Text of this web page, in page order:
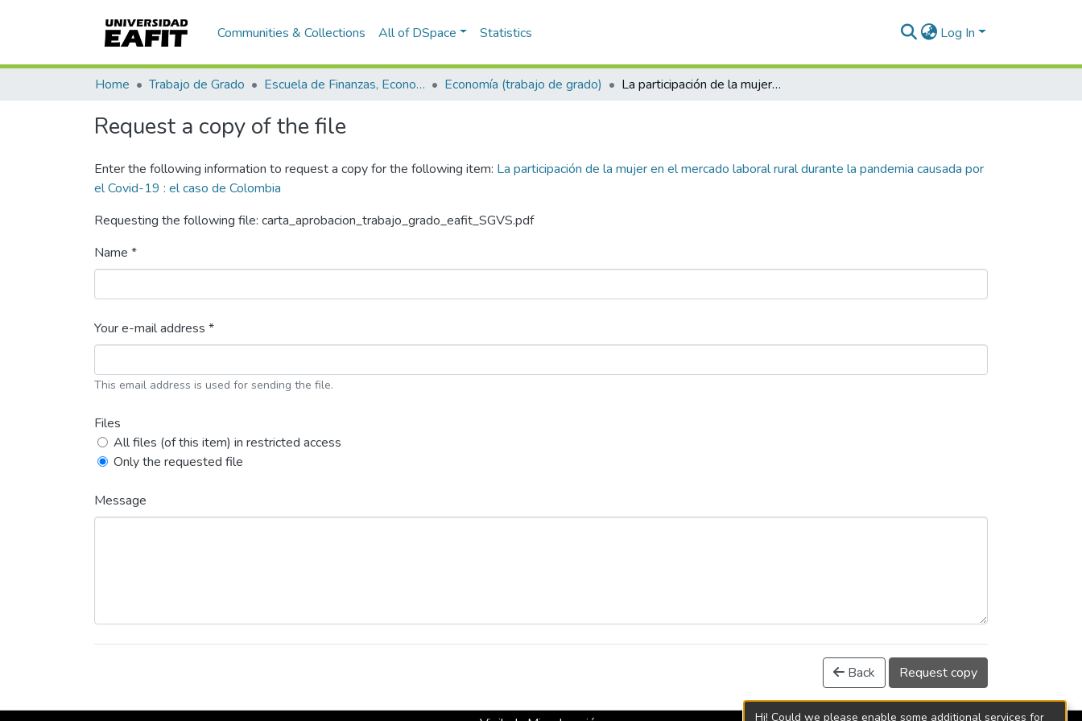
Communities & Collections All of DSpace Statistics Log In
Home Trabajo de Grado Escuela de Finanzas, Economía y Gobierno Economía (trabajo de grado) La participación de la mujer en el mercado laboral rural durante la pandemia causada por el Covid-19 : el caso de Colombia
Request a copy of the file
Enter the following information to request a copy for the following item: La participación de la mujer en el mercado laboral rural durante la pandemia causada por
el Covid-19 : el caso de Colombia
Requesting the following file: carta_aprobacion_trabajo_grado_eafit_SGVS.pdf
Name *
Your e-mail address *
This email address is used for sending the file.
Files
All files (of this item) in restricted access
Only the requested file
Message
Back Request copy
Hi! Could we please enable some additional services for